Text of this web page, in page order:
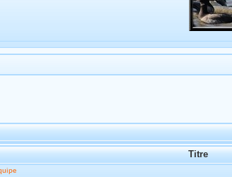
Titre